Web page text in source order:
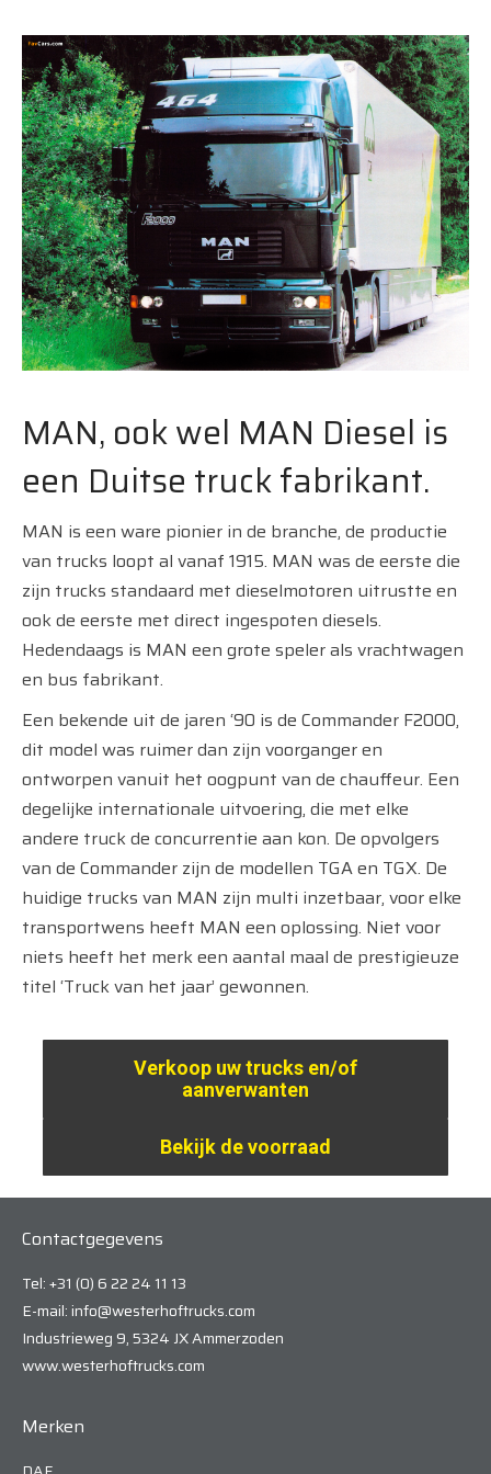
MAN, ook wel MAN Diesel is
een Duitse truck fabrikant.
MAN is een ware pionier in de branche, de productie
van trucks loopt al vanaf 1915. MAN was de eerste die
zijn trucks standaard met dieselmotoren uitrustte en
ook de eerste met direct ingespoten diesels.
Hedendaags is MAN een grote speler als vrachtwagen
en bus fabrikant.
Een bekende uit de jaren ‘90 is de Commander F2000,
dit model was ruimer dan zijn voorganger en
ontworpen vanuit het oogpunt van de chauffeur. Een
degelijke internationale uitvoering, die met elke
andere truck de concurrentie aan kon. De opvolgers
van de Commander zijn de modellen TGA en TGX. De
huidige trucks van MAN zijn multi inzetbaar, voor elke
transportwens heeft MAN een oplossing. Niet voor
niets heeft het merk een aantal maal de prestigieuze
titel ‘Truck van het jaar’ gewonnen.
Verkoop uw trucks en/of
aanverwanten
Bekijk de voorraad
Contactgegevens
Tel: +31 (0) 6 22 24 11 13
E-mail: info@westerhoftrucks.com
Industrieweg 9, 5324 JX Ammerzoden
www.westerhoftrucks.com
Merken